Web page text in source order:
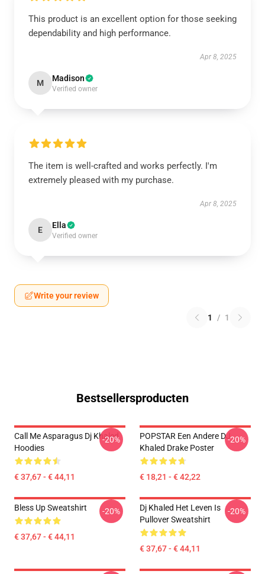
This product is an excellent option for those seeking
dependability and high performance.
Apr 8, 2025
M Madison
Verified owner
The item is well-crafted and works perfectly. I'm
extremely pleased with my purchase.
Apr 8, 2025
E Ella
Verified owner
Write your review
1 / 1
Bestsellersproducten
Call Me Asparagus Dj Khaled
Hoodies
€ 37,67 - € 44,11
-20%
POPSTAR Een Andere DJ
Khaled Drake Poster
€ 18,21 - € 42,22
-20%
Bless Up Sweatshirt
€ 37,67 - € 44,11
-20%
Dj Khaled Het Leven Is
Pullover Sweatshirt
€ 37,67 - € 44,11
-20%